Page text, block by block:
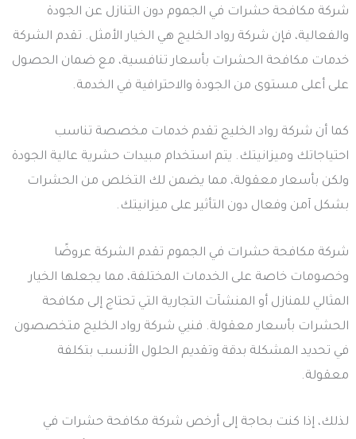
شركة مكافحة حشرات في الجموم دون التنازل عن الجودة
والفعالية، فإن شركة رواد الخليج هي الخيار الأمثل. تقدم الشركة
خدمات مكافحة الحشرات بأسعار تنافسية، مع ضمان الحصول
على أعلى مستوى من الجودة والاحترافية في الخدمة.
كما أن شركة رواد الخليج تقدم خدمات مخصصة تناسب
احتياجاتك وميزانيتك. يتم استخدام مبيدات حشرية عالية الجودة
ولكن بأسعار معقولة، مما يضمن لك التخلص من الحشرات
بشكل آمن وفعال دون التأثير على ميزانيتك.
شركة مكافحة حشرات في الجموم تقدم الشركة عروضًا
وخصومات خاصة على الخدمات المختلفة، مما يجعلها الخيار
المثالي للمنازل أو المنشآت التجارية التي تحتاج إلى مكافحة
الحشرات بأسعار معقولة. فنيي شركة رواد الخليج متخصصون
في تحديد المشكلة بدقة وتقديم الحلول الأنسب بتكلفة
معقولة.
لذلك، إذا كنت بحاجة إلى أرخص شركة مكافحة حشرات في